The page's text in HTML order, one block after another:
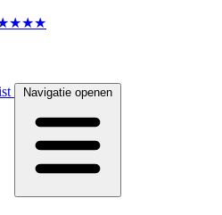
Navigatie openen